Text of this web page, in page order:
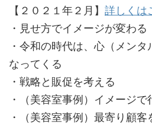
【２０２１年２月】 詳しくは
・見せ方でイメージが変わる
・令和の時代は、心（メン
なってくる
・戦略と販促を考える
・（美容室事例）イメージで
・（美容室事例）最寄り顧客